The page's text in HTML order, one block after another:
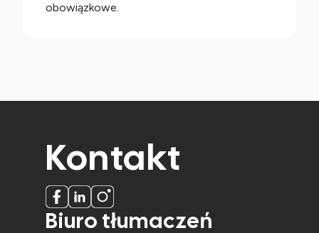
obowiązkowe.
Kontakt
Biuro tłumaczeń